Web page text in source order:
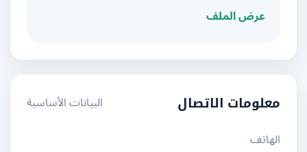
عرض الملف
معلومات الاتصال
البيانات الأساسية
الهاتف